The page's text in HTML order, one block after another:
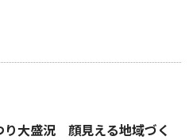
り大盛況 顔見える地域づく